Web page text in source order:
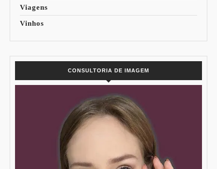
Viagens
Vinhos
CONSULTORIA DE IMAGEM